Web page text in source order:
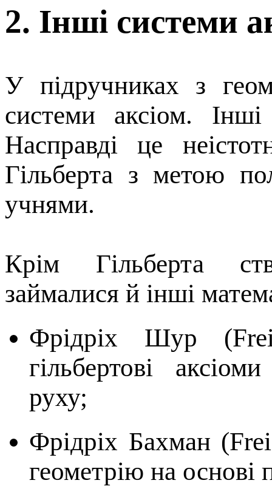
2. Інші системи
У підручниках з
системи аксіом.
Насправді це
Гільберта з метою
учнями.
Крім Гільберта
займалися й інші
Фрідріх Шур
гільбертові
руху;
Фрідріх Бахман
геометрію на основі